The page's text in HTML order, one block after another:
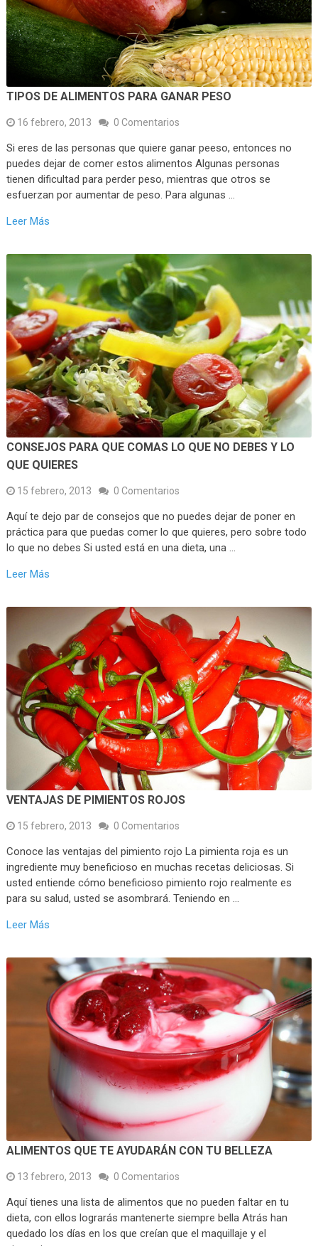
TIPOS DE ALIMENTOS PARA GANAR PESO
16 febrero, 2013 0 Comentarios
Si eres de las personas que quiere ganar peeso, entonces no
puedes dejar de comer estos alimentos Algunas personas
tienen dificultad para perder peso, mientras que otros se
esfuerzan por aumentar de peso. Para algunas …
Leer Más
CONSEJOS PARA QUE COMAS LO QUE NO DEBES Y LO
QUE QUIERES
15 febrero, 2013 0 Comentarios
Aquí te dejo par de consejos que no puedes dejar de poner en
práctica para que puedas comer lo que quieres, pero sobre todo
lo que no debes Si usted está en una dieta, una …
Leer Más
VENTAJAS DE PIMIENTOS ROJOS
15 febrero, 2013 0 Comentarios
Conoce las ventajas del pimiento rojo La pimienta roja es un
ingrediente muy beneficioso en muchas recetas deliciosas. Si
usted entiende cómo beneficioso pimiento rojo realmente es
para su salud, usted se asombrará. Teniendo en …
Leer Más
ALIMENTOS QUE TE AYUDARÁN CON TU BELLEZA
13 febrero, 2013 0 Comentarios
Aquí tienes una lista de alimentos que no pueden faltar en tu
dieta, con ellos lograrás mantenerte siempre bella Atrás han
quedado los días en los que creían que el maquillaje y el